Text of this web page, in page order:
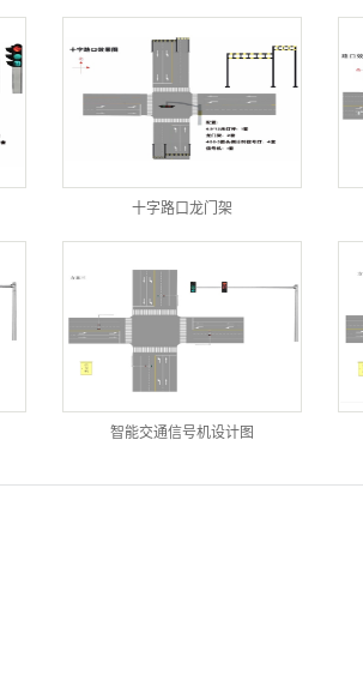
十字路口龙门架
智能交通信号机设计图